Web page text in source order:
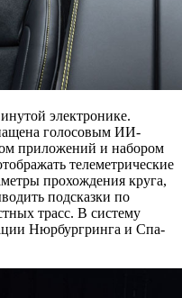
электронике.
голосовым ИИ-
приложений и набором
телеметрические
прохождения круга,
подсказки по
трасс. В систему
Нюрбургринга и Спа-